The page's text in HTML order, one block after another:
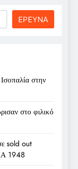
ΕΡΕΥΝΑ
στην
στο φιλικό
sold out
1948